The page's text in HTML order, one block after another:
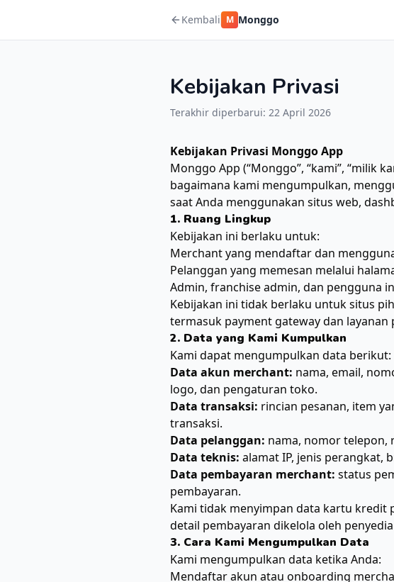
Kembali M Monggo
Kebijakan Privasi
Terakhir diperbarui: 22 April 2026
Kebijakan Privasi Monggo App
Monggo App (“Monggo”, “kami”, “milik
bagaimana kami mengumpulkan,
saat Anda menggunakan situs web,
1. Ruang Lingkup
Kebijakan ini berlaku untuk:
Merchant yang mendaftar dan
Pelanggan yang memesan melalui
Admin, franchise admin, dan pengguna
Kebijakan ini tidak berlaku untuk situs
termasuk payment gateway dan layanan
2. Data yang Kami Kumpulkan
Kami dapat mengumpulkan data berikut:
Data akun merchant: nama, email,
logo, dan pengaturan toko.
Data transaksi: rincian pesanan, item
transaksi.
Data pelanggan: nama, nomor telepon,
Data teknis: alamat IP, jenis perangkat,
Data pembayaran merchant: status
pembayaran.
Kami tidak menyimpan data kartu kredit
detail pembayaran dikelola oleh
3. Cara Kami Mengumpulkan Data
Kami mengumpulkan data ketika Anda:
Mendaftar akun atau onboarding